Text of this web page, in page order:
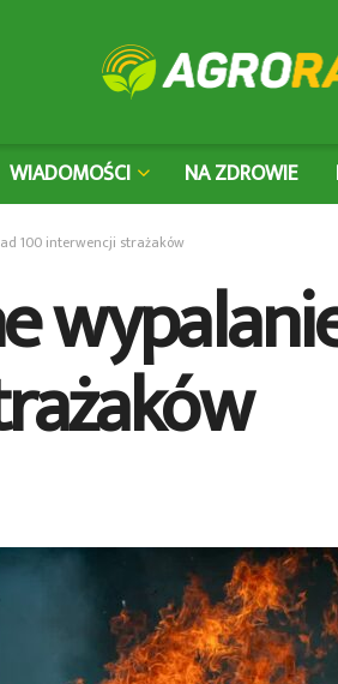
WIADOMOŚCI NA ZDROWIE
100 interwencji strażaków